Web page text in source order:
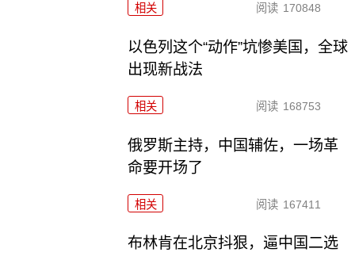
相关 阅读 170848
以色列这个“动作”坑惨美国，全球
出现新战法
相关 阅读 168753
俄罗斯主持，中国辅佐，一场革
命要开场了
相关 阅读 167411
布林肯在北京抖狠，逼中国二选